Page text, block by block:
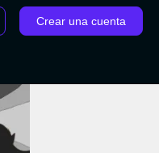
Crear una cuenta